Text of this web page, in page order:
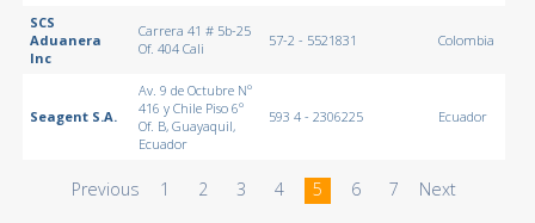
SCS
Aduanera
Inc
Carrera 41 # 5b-25
Of. 404 Cali
57-2 - 5521831 Colombia
Seagent S.A.
Av. 9 de Octubre Nº
416 y Chile Piso 6º
Of. B, Guayaquil,
Ecuador
593 4 - 2306225 Ecuador
Previous 1 2 3 4 5 6 7 Next